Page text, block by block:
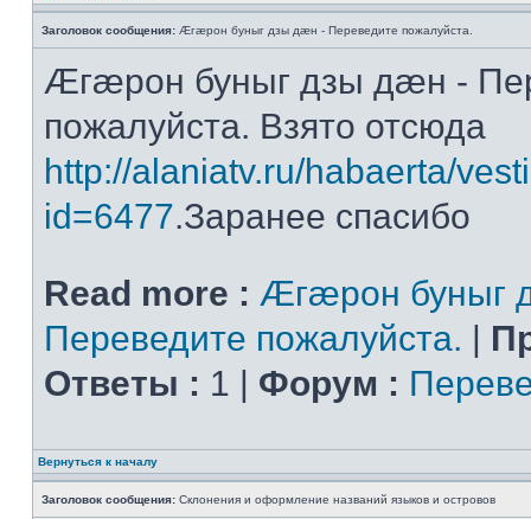
Заголовок сообщения: Æгæрон буныг дзы дæн - Переведите пожалуйста.
Æгæрон буныг дзы дæн -
пожалуйста. Взято отсюда
http://alaniatv.ru/habaerta/
id=6477.Заранее спасибо
Read more : Æгæрон буныг
Переведите пожалуйста. |
Ответы : 1 | Форум :
Вернуться к началу
Заголовок сообщения: Склонения и оформление названий языков и островов